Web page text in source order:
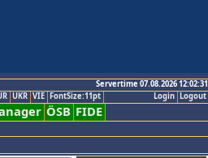
Servertime 07.08.2026 12:02:31
Logout
Login
UKR VIE FontSize:11pt
ÖSB FIDE